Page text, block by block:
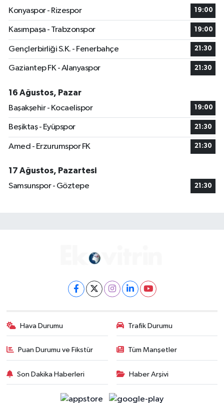
Konyaspor - Rizespor
19:00
Kasımpaşa - Trabzonspor 19:00
Gençlerbirliği S.K. - Fenerbahçe 21:30
Gaziantep FK - Alanyaspor 21:30
16 Ağustos, Pazar
Başakşehir - Kocaelispor
19:00
Beşiktaş - Eyüpspor 21:30
Amed - Erzurumspor FK 21:30
17 Ağustos, Pazartesi
Samsunspor - Göztepe
21:30
Hava Durumu Trafik Durumu
Puan Durumu ve Fikstür Tüm Manşetler
Son Dakika Haberleri Haber Arşivi